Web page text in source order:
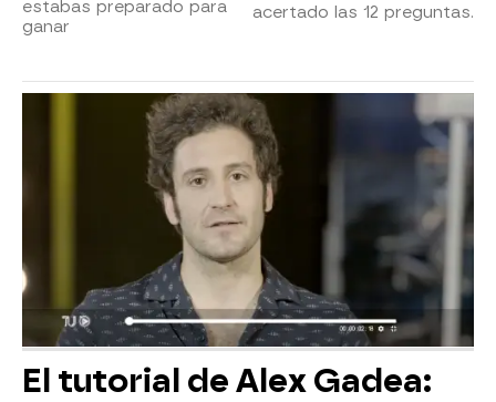
estabas preparado para
ganar
acertado las 12 preguntas.
El tutorial de Alex Gadea: